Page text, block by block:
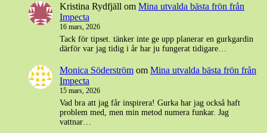
Kristina Rydfjäll om Mina utvalda bästa frön från
Impecta
16 mars, 2026
Tack för tipset. tänker inte ge upp planerar en gurkgardin
därför var jag tidig i år har ju fungerat tidigare…
Monica Söderström om Mina utvalda bästa frön från
Impecta
15 mars, 2026
Vad bra att jag får inspirera! Gurka har jag också haft
problem med, men min metod numera funkar. Jag
vattnar…